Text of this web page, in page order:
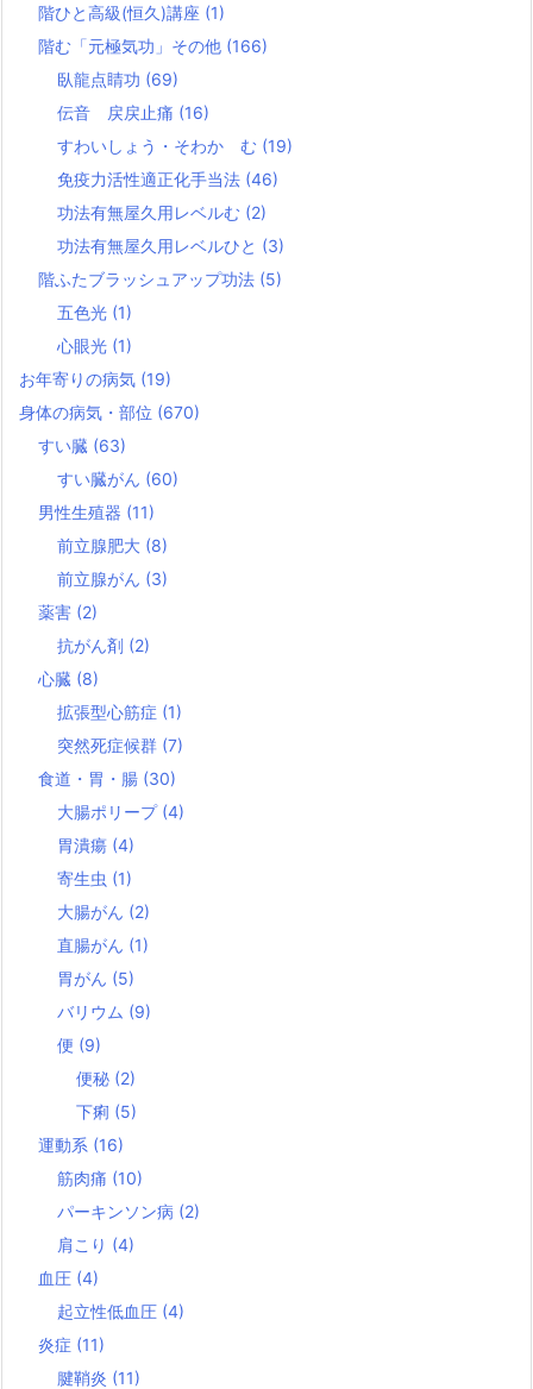
階ひと高級(恒久)講座 (1)
階む「元極気功」その他 (166)
臥龍点睛功 (69)
伝音 戻戻止痛 (16)
すわいしょう・そわか む (19)
免疫力活性適正化手当法 (46)
功法有無屋久用レベルむ (2)
功法有無屋久用レベルひと (3)
階ふたブラッシュアップ功法 (5)
五色光 (1)
心眼光 (1)
お年寄りの病気 (19)
身体の病気・部位 (670)
すい臓 (63)
すい臓がん (60)
男性生殖器 (11)
前立腺肥大 (8)
前立腺がん (3)
薬害 (2)
抗がん剤 (2)
心臓 (8)
拡張型心筋症 (1)
突然死症候群 (7)
食道・胃・腸 (30)
大腸ポリープ (4)
胃潰瘍 (4)
寄生虫 (1)
大腸がん (2)
直腸がん (1)
胃がん (5)
バリウム (9)
便 (9)
便秘 (2)
下痢 (5)
運動系 (16)
筋肉痛 (10)
パーキンソン病 (2)
肩こり (4)
血圧 (4)
起立性低血圧 (4)
炎症 (11)
腱鞘炎 (11)